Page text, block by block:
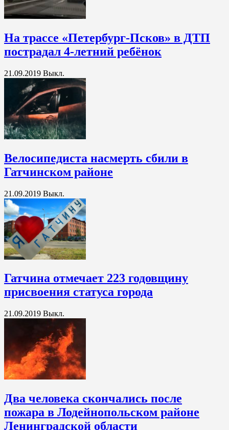
На трассе «Петербург-Псков» в ДТП
пострадал 4-летний ребёнок
21.09.2019 Выкл.
Велосипедиста насмерть сбили в
Гатчинском районе
21.09.2019 Выкл.
Гатчина отмечает 223 годовщину
присвоения статуса города
21.09.2019 Выкл.
Два человека скончались после
пожара в Лодейнопольском районе
Ленинградской области